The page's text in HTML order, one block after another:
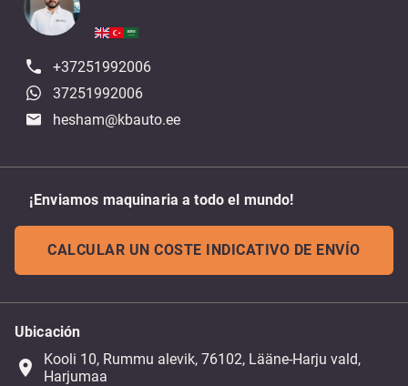
+37251992006
37251992006
hesham@kbauto.ee
¡Enviamos maquinaria a todo el mundo!
CALCULAR UN COSTE INDICATIVO DE ENVÍO
Ubicación
place
Kooli 10, Rummu alevik, 76102, Lääne-Harju vald,
Harjumaa